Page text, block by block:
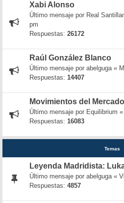
Xabi Alonso
Último mensaje por Real
pm
Respuestas: 26172
Raúl González Blanco
Último mensaje por abelguga«
Respuestas: 14407
Movimientos del
Último mensaje por Equilibrium «
Respuestas: 16083
Temas
Leyenda Madridista:
Último mensaje por abelguga«
Respuestas: 4857